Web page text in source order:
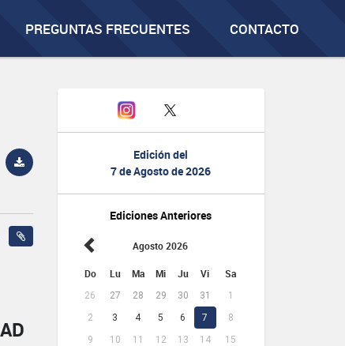
PREGUNTAS FRECUENTES CONTACTO
Edición del
7 de Agosto de 2026
Ediciones Anteriores
Agosto 2026
Do Lu Ma Mi Ju Vi Sa
26 27 28 29 30 31
1
2
3 4 5 6 7
8
9
10 11 12 13 14
15